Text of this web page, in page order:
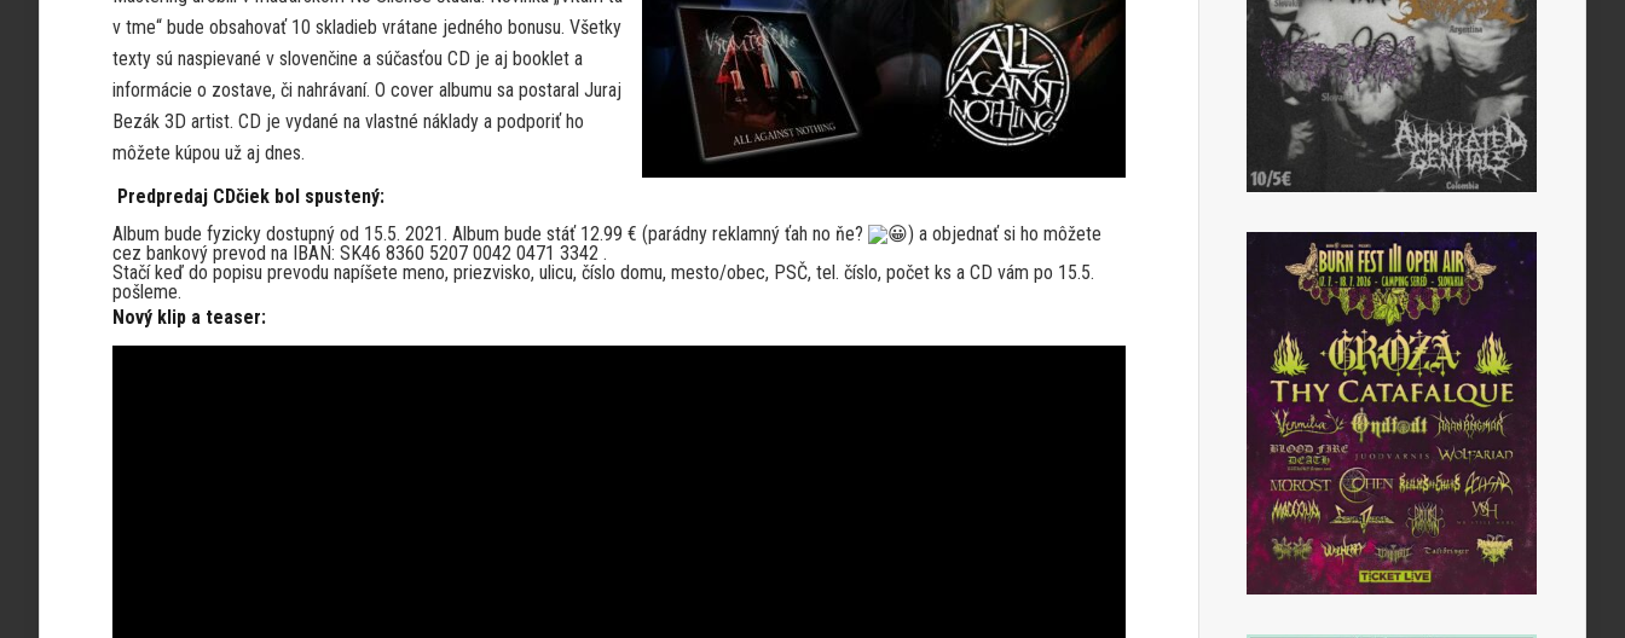
v tme“ bude obsahovať 10 skladieb vrátane jedného bonusu. Všetky
texty sú naspievané v slovenčine a súčasťou CD je aj booklet a
informácie o zostave, či nahrávaní. O cover albumu sa postaral Juraj
Bezák 3D artist. CD je vydané na vlastné náklady a podporiť ho
môžete kúpou už aj dnes.
Predpredaj CDčiek bol spustený:
Album bude fyzicky dostupný od 15.5. 2021. Album bude stáť 12.99 € (parádny reklamný ťah no ňe?
) a objednať si ho môžete
cez bankový prevod na IBAN: SK46 8360 5207 0042 0471 3342 .
Stačí keď do popisu prevodu napíšete meno, priezvisko, ulicu, číslo domu, mesto/obec, PSČ, tel. číslo, počet ks a CD vám po 15.5.
pošleme.
Nový klip a teaser: